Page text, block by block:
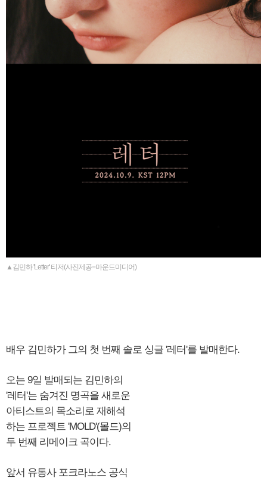
▲김민하 'Letter' 티저(사진제공=마운드미디어)
배우 김민하가 그의 첫 번째 솔로 싱글 '레터'를 발매한다.
오는 9일 발매되는 김민하의
'레터'는 숨겨진 명곡을 새로운
아티스트의 목소리로 재해석
하는 프로젝트 'MOLD'(몰드)의
두 번째 리메이크 곡이다.
앞서 유통사 포크라노스 공식